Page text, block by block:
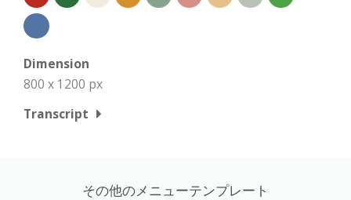
Dimension
800 x 1200 px
Transcript
その他のメニューテンプレート